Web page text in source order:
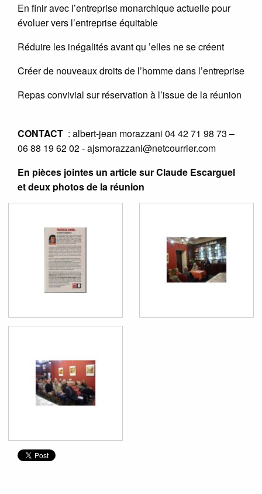
En finir avec l’entreprise monarchique actuelle pour
évoluer vers l’entreprise équitable
Réduire les inégalités avant qu ’elles ne se créent
Créer de nouveaux droits de l’homme dans l’entreprise
Repas convivial sur réservation à l’issue de la réunion
CONTACT : albert-jean morazzani 04 42 71 98 73 –
06 88 19 62 02 - ajsmorazzani@netcourrier.com
En pièces jointes un article sur Claude Escarguel
et deux photos de la réunion